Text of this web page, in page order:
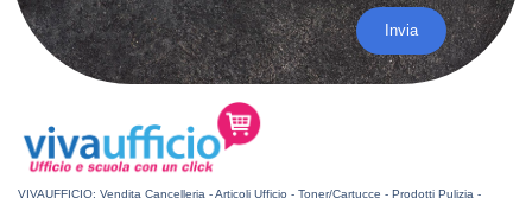
Invia
VIVAUFFICIO: Vendita Cancelleria - Articoli Ufficio - Toner/Cartucce - Prodotti Pulizia -